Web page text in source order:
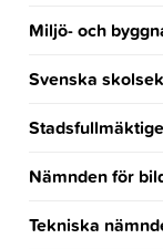
Miljö- och
Svenska
Stadsfullmäktige
Nämnden för
Tekniska